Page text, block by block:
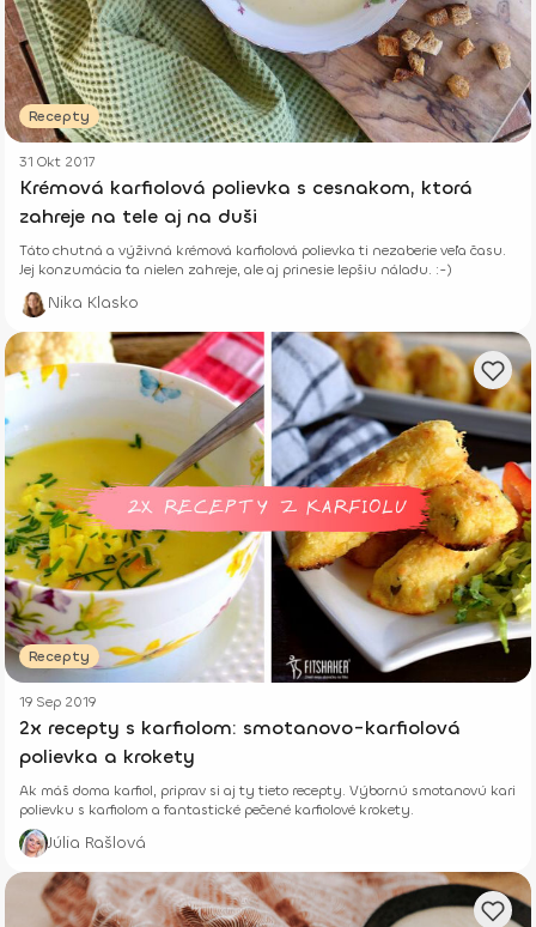
Recepty
31 Okt 2017
Krémová karfiolová polievka s cesnakom, ktorá
zahreje na tele aj na duši
Táto chutná a výživná krémová karfiolová polievka ti nezaberie veľa času.
Jej konzumácia ťa nielen zahreje, ale aj prinesie lepšiu náladu. :-)
Nika Klasko
Recepty
19 Sep 2019
2x recepty s karfiolom: smotanovo-karfiolová
polievka a krokety
Ak máš doma karfiol, priprav si aj ty tieto recepty. Výbornú smotanovú kari
polievku s karfiolom a fantastické pečené karfiolové krokety.
Júlia Rašlová